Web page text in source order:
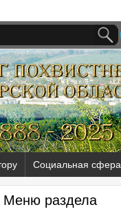
Социальная сфера
Меню раздела